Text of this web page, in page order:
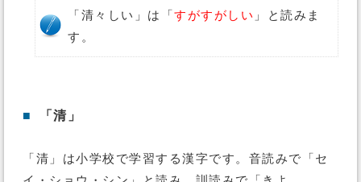
「清々しい」は「 すがすがしい 」と読みま
す。
■ 「清」
「清」は小学校で学習する漢字です。音読みで「セ